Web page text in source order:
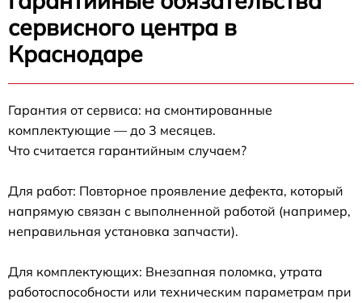
сервисного центра в
Краснодаре
Гарантия от сервиса: на смонтированные
комплектующие — до 3 месяцев.
Что считается гарантийным случаем?
Для работ: Повторное проявление дефекта, который
напрямую связан с выполненной работой (например,
неправильная установка запчасти).
Для комплектующих: Внезапная поломка, утрата
работоспособности или техническим параметрам при